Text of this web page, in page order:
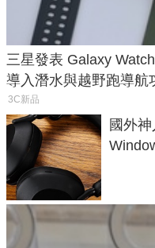
三星發表 Galaxy
導入潛水與越野跑導航
3C新品
國外